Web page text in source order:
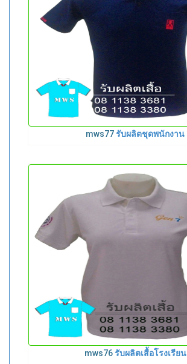
mws77รับผลิตชุดพนักงาน
mws76รับผลิตเสื้อโรงเรียน